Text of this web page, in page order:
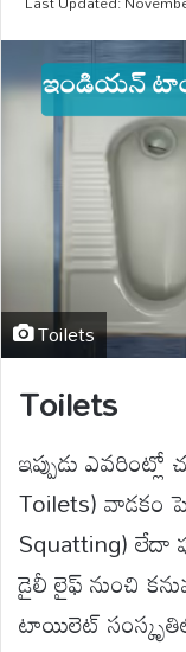
Toilets
Toilets
ఇప్పుడు
Toilets) వాడకం
Squatting) లేదా
డైలీ లైఫ్ నుంచి
టాయిలెట్